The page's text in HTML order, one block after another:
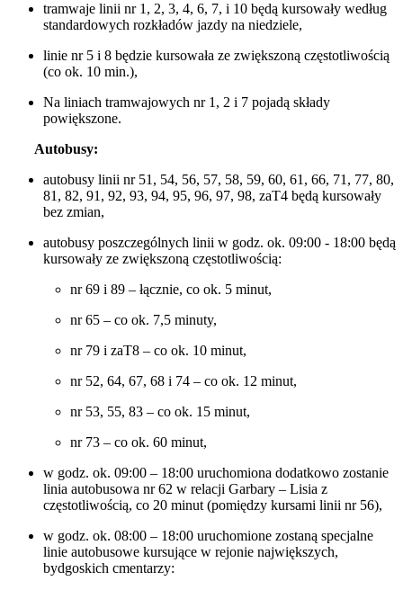
tramwaje linii nr 1, 2, 3, 4, 6, 7, i 10 będą kursowały według
standardowych rozkładów jazdy na niedziele,
linie nr 5 i 8 będzie kursowała ze zwiększoną częstotliwością
(co ok. 10 min.),
Na liniach tramwajowych nr 1, 2 i 7 pojadą składy
powiększone.
Autobusy:
autobusy linii nr 51, 54, 56, 57, 58, 59, 60, 61, 66, 71, 77, 80,
81, 82, 91, 92, 93, 94, 95, 96, 97, 98, zaT4 będą kursowały
bez zmian,
autobusy poszczególnych linii w godz. ok. 09:00 - 18:00 będą
kursowały ze zwiększoną częstotliwością:
nr 69 i 89 – łącznie, co ok. 5 minut,
nr 65 – co ok. 7,5 minuty,
nr 79 i zaT8 – co ok. 10 minut,
nr 52, 64, 67, 68 i 74 – co ok. 12 minut,
nr 53, 55, 83 – co ok. 15 minut,
nr 73 – co ok. 60 minut,
w godz. ok. 09:00 – 18:00 uruchomiona dodatkowo zostanie
linia autobusowa nr 62 w relacji Garbary – Lisia z
częstotliwością, co 20 minut (pomiędzy kursami linii nr 56),
w godz. ok. 08:00 – 18:00 uruchomione zostaną specjalne
linie autobusowe kursujące w rejonie największych,
bydgoskich cmentarzy: